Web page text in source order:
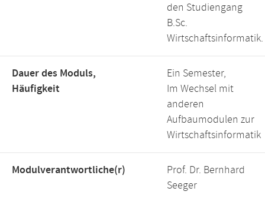
den Studiengang
B.Sc.
Wirtschaftsinformatik.
Dauer des Moduls,
Häufigkeit
Ein Semester,
Im Wechsel mit
anderen
Aufbaumodulen zur
Wirtschaftsinformatik
Modulverantwortliche(r)
Prof. Dr. Bernhard
Seeger